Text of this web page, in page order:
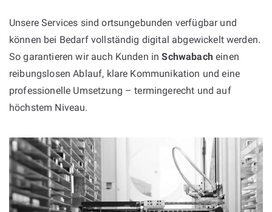
Unsere Services sind ortsungebunden verfügbar und
können bei Bedarf vollständig digital abgewickelt werden.
So garantieren wir auch Kunden inSchwabacheinen
reibungslosen Ablauf, klare Kommunikation und eine
professionelle Umsetzung – termingerecht und auf
höchstem Niveau.